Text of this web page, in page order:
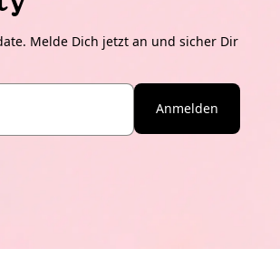
Melde Dich jetzt an und sicher Dir
Anmelden